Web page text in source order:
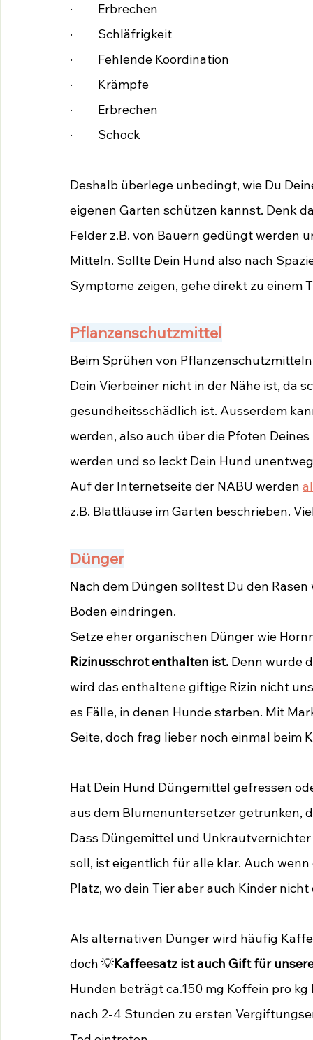
·         Erbrechen
·         Schläfrigkeit
·         Fehlende Koordination
·         Krämpfe
·         Erbrechen
·         Schock
Deshalb überlege unbedingt, wie Du
eigenen Garten schützen kannst. Denk
Felder z.B. von Bauern gedüngt
Mitteln. Sollte Dein Hund also nach
Symptome zeigen, gehe direkt zu einem
Pflanzenschutzmittel
Beim Sprühen von
Dein Vierbeiner nicht in der Nähe ist, da
gesundheitsschädlich ist. Ausserdem
werden, also auch über die Pfoten
werden und so leckt Dein Hund
Auf der Internetseite der NABU werden
z.B. Blattläuse im Garten beschrieben.
Dünger
Nach dem Düngen solltest Du den
Boden eindringen.
Setze eher organischen Dünger wie
Rizinusschrot enthalten ist. Denn wurde
wird das enthaltene giftige Rizin nicht
es Fälle, in denen Hunde starben. Mit
Seite, doch frag lieber noch einmal beim
Hat Dein Hund Düngemittel gefressen
aus dem Blumenuntersetzer getrunken,
Dass Düngemittel und
soll, ist eigentlich für alle klar. Auch
Platz, wo dein Tier aber auch Kinder
Als alternativen Dünger wird häufig
doch 💡Kaffeesatz ist auch Gift für
Hunden beträgt ca.150 mg Koffein pro
nach 2-4 Stunden zu ersten